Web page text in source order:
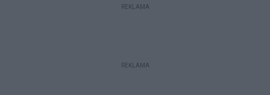
REKLAMA
REKLAMA